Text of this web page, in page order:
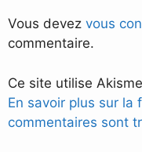
Vous devez vous
commentaire.
Ce site utilise
En savoir plus sur la
commentaires sont